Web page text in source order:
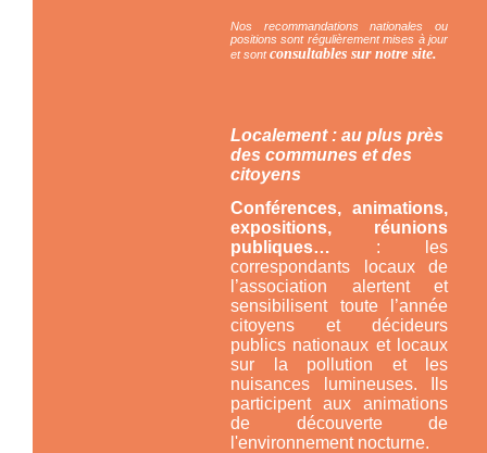
Nos recommandations nationales ou
positions sont régulièrement mises à jour
et sontconsultables sur notre site.
Localement : au plus près
des communes et des
citoyens
Conférences, animations,
expositions, réunions
publiques… : les
correspondants locaux de
l’association alertent et
sensibilisent toute l’année
citoyens et décideurs
publics nationaux et locaux
sur la pollution et les
nuisances lumineuses. Ils
participent aux animations
de découverte de
l'environnement nocturne.